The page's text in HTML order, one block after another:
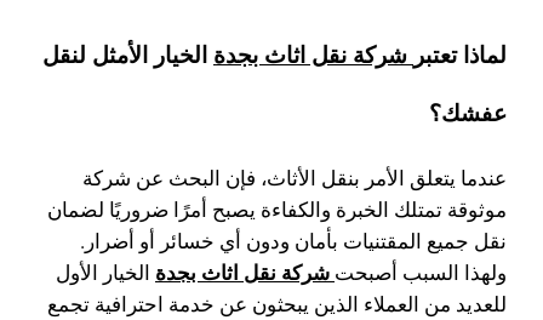
لماذا تعتبر شركة نقل اثاث بجدة الخيار الأمثل لنقل
عفشك؟
عندما يتعلق الأمر بنقل الأثاث، فإن البحث عن شركة
موثوقة تمتلك الخبرة والكفاءة يصبح أمرًا ضروريًا لضمان
نقل جميع المقتنيات بأمان ودون أي خسائر أو أضرار.
ولهذا السبب أصبحت شركة نقل اثاث بجدة الخيار الأول
للعديد من العملاء الذين يبحثون عن خدمة احترافية تجمع